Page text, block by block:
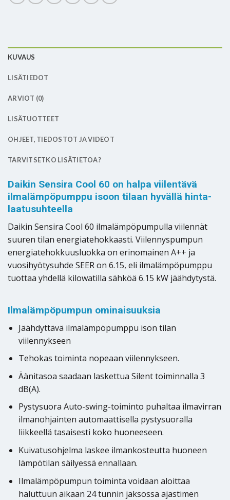
KUVAUS
LISÄTIEDOT
ARVIOT (0)
LISÄTUOTTEET
OHJEET, TIEDOSTOT JA VIDEOT
TARVITSETKO LISÄTIETOA?
Daikin Sensira Cool 60 on halpa viilentävä
ilmalämpöpumppu isoon tilaan hyvällä hinta-
laatusuhteella
Daikin Sensira Cool 60 ilmalämpöpumpulla viilennät
suuren tilan energiatehokkaasti. Viilennyspumpun
energiatehokkuusluokka on erinomainen A++ ja
vuosihyötysuhde SEER on 6.15, eli ilmalämpöpumppu
tuottaa yhdellä kilowatilla sähköä 6.15 kW jäähdytystä.
Ilmalämpöpumpun ominaisuuksia
Jäähdyttävä ilmalämpöpumppu ison tilan
viilennykseen
Tehokas toiminta nopeaan viilennykseen.
Äänitasoa saadaan laskettua Silent toiminnalla 3
dB(A).
Pystysuora Auto-swing-toiminto puhaltaa ilmavirran
ilmanohjainten automaattisella pystysuoralla
liikkeellä tasaisesti koko huoneeseen.
Kuivatusohjelma laskee ilmankosteutta huoneen
lämpötilan säilyessä ennallaan.
Ilmalämpöpumpun toiminta voidaan aloittaa
haluttuun aikaan 24 tunnin jaksossa ajastimen